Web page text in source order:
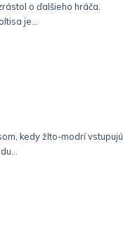
o ďalšieho hráča.
je...
kedy žlto-modrí vstupujú